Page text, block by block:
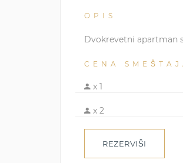
OPIS
Dvokrevetni apartman
CENA
x 1
x 2
REZERVIŠI